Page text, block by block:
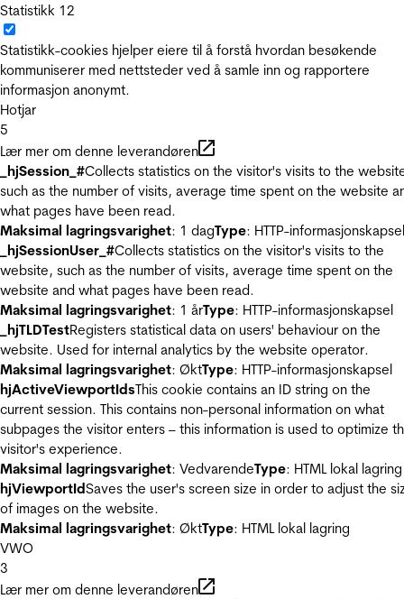
Statistikk 12
Statistikk-cookies hjelper eiere til å forstå hvordan besøkende
kommuniserer med nettsteder ved å samle inn og rapportere
informasjon anonymt.
Hotjar
5
Lær mer om denne leverandøren
_hjSession_#Collects statistics on the visitor's visits to the
such as the number of visits, average time spent on the website
what pages have been read.
Maksimal lagringsvarighet: 1 dagType: HTTP-informasjonskapsel
_hjSessionUser_#Collects statistics on the visitor's visits to the
website, such as the number of visits, average time spent on the
website and what pages have been read.
Maksimal lagringsvarighet: 1 årType: HTTP-informasjonskapsel
_hjTLDTestRegisters statistical data on users' behaviour on the
website. Used for internal analytics by the website operator.
Maksimal lagringsvarighet: ØktType: HTTP-informasjonskapsel
hjActiveViewportIdsThis cookie contains an ID string on the
current session. This contains non-personal information on what
subpages the visitor enters – this information is used to optimize
visitor's experience.
Maksimal lagringsvarighet: VedvarendeType: HTML lokal lagring
hjViewportIdSaves the user's screen size in order to adjust the
of images on the website.
Maksimal lagringsvarighet: ØktType: HTML lokal lagring
VWO
3
Lær mer om denne leverandøren